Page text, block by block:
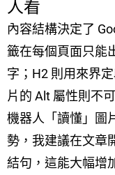
人看
內容結構決定了
籤在每個頁面只能
字；H2 則用來界
片的 Alt 屬性則不
機器人「讀懂」圖
勢，我建議在文章
結句，這能大幅增